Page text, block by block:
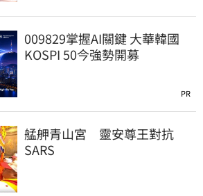
009829掌握AI關鍵 大華韓國
KOSPI 50今強勢開募
PR
艋舺青山宮 靈安尊王對抗
SARS